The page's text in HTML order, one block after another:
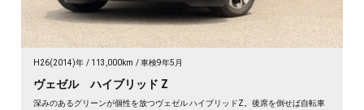
H26(2014)年 113,000km 車検9年5月
ヴェゼル ハイブリッド Z
深みのあるグリーンが個性を放つヴェゼル ハイブリッドZ。後席を倒せば自転車